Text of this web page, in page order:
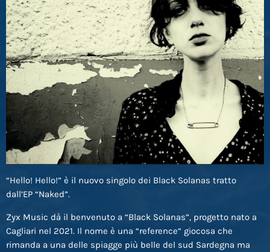
“Hello! Hello!” è il nuovo singolo dei Black Solanas tratto
dall’EP “Naked”.
Zyx Music dà il benvenuto a “Black Solanas”, progetto nato a
Cagliari nel 2021. Il nome è una “reference“ giocosa che
rimanda a una delle spiagge più belle del sud Sardegna ma